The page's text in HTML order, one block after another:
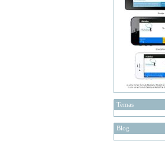
Temas
Blog